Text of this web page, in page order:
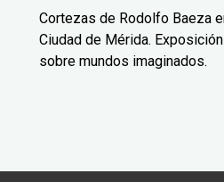
Cortezas de Rodolfo Baeza
Ciudad de Mérida.
sobre mundos imaginados.